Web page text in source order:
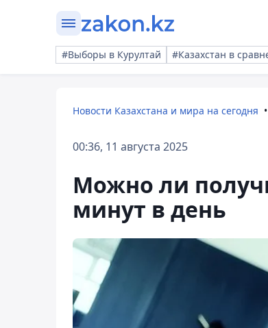
#Выборы в Курултай #Казахстан в
Новости Казахстана и мира на сегодня
00:36, 11 августа 2025
Можно ли
минут в день